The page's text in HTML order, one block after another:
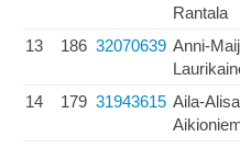
Rantala
13 186 32070639 Anni-
14 179 31943615 Aila-Alisa